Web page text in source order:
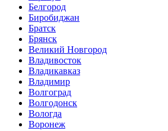
Белгород
Биробиджан
Братск
Брянск
Великий Новгород
Владивосток
Владикавказ
Владимир
Волгоград
Волгодонск
Вологда
Воронеж